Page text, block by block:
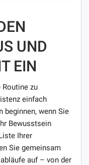
UND
EIN
zu
einfach
beginnen, wenn Sie
Bewusstsein
Ihrer
Sie gemeinsam
auf – von der